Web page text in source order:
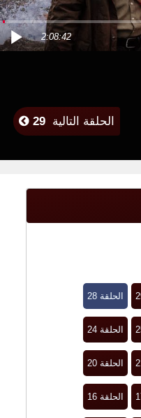
2:08:42
الحلقة التالية 29
الحلقة 28
الحلقة 24
الحلقة 20
الحلقة 16